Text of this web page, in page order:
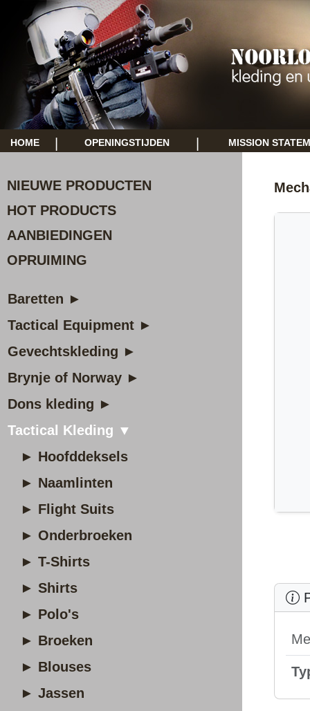
HOME OPENINGSTIJDEN MISSION
NIEUWE PRODUCTEN
HOT PRODUCTS
AANBIEDINGEN
OPRUIMING
Baretten ►
Tactical Equipment ►
Gevechtskleding ►
Brynje of Norway ►
Dons kleding ►
Tactical Kleding ▼
► Hoofddeksels
► Naamlinten
► Flight Suits
► Onderbroeken
► T-Shirts
► Shirts
► Polo's
► Broeken
► Blouses
► Jassen